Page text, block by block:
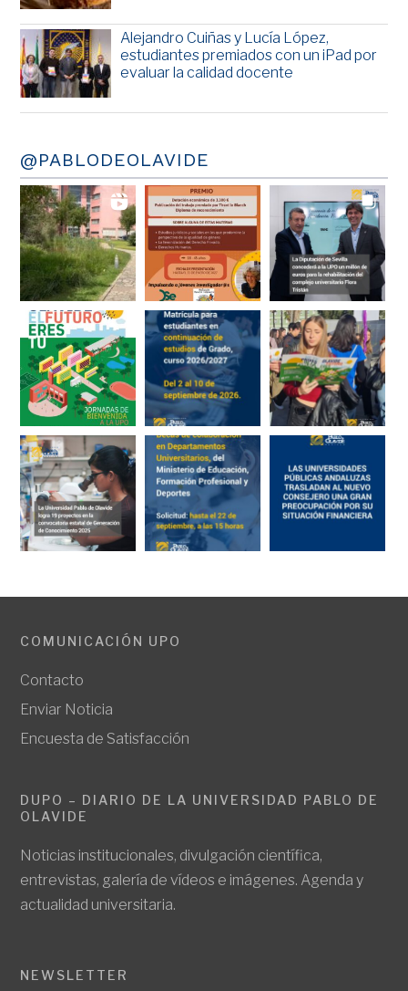
Alejandro Cuiñas y Lucía López,
estudiantes premiados con un iPad por
evaluar la calidad docente
@PABLODEOLAVIDE
COMUNICACIÓN UPO
Contacto
Enviar Noticia
Encuesta de Satisfacción
DUPO – DIARIO DE LA UNIVERSIDAD PABLO DE
OLAVIDE
Noticias institucionales, divulgación científica,
entrevistas, galería de vídeos e imágenes. Agenda y
actualidad universitaria.
NEWSLETTER